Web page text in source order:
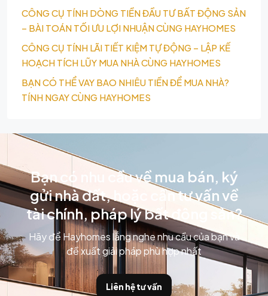
CÔNG CỤ TÍNH DÒNG TIỀN ĐẦU TƯ BẤT ĐỘNG SẢN
– BÀI TOÁN TỐI ƯU LỢI NHUẬN CÙNG HAYHOMES
CÔNG CỤ TÍNH LÃI TIẾT KIỆM TỰ ĐỘNG – LẬP KẾ
HOẠCH TÍCH LŨY MUA NHÀ CÙNG HAYHOMES
BẠN CÓ THỂ VAY BAO NHIÊU TIỀN ĐỂ MUA NHÀ?
TÍNH NGAY CÙNG HAYHOMES
Bạn có nhu cầu về mua bán, ký
gửi nhà đất, hoặc cần tư vấn về
tài chính, pháp lý bất động sản?
Hãy để Hayhomes lắng nghe nhu cầu của bạn và
đề xuất giải pháp phù hợp nhất
Liên hệ tư vấn